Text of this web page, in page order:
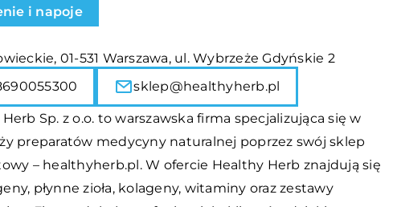
i napoje
01-531 Warszawa, ul. Wybrzeże Gdyńskie 2
sklep@healthyherb.pl
Sp. z o.o. to warszawska firma specjalizująca się w
preparatów medycyny naturalnej poprzez swój sklep
– healthyherb.pl. W ofercie Healthy Herb znajdują się
płynne zioła, kolageny, witaminy oraz zestawy